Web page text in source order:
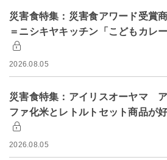
災害食特集：災害食アワード受賞
＝ニシキヤキッチン「こどもカレー
2026.08.05
災害食特集：アイリスオーヤマ
ファ化米とレトルトセット商品が
2026.08.05